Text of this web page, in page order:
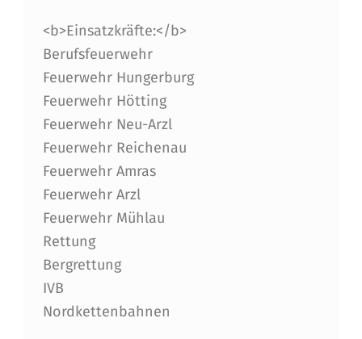
R
-
G
R
O
SS
E
I
N
S
<b>Einsatzkräfte:</b>
Berufsfeuerwehr
Feuerwehr Hungerburg
Feuerwehr Hötting
Feuerwehr Neu-Arzl
Feuerwehr Reichenau
Feuerwehr Amras
Feuerwehr Arzl
Feuerwehr Mühlau
Rettung
Bergrettung
IVB
Nordkettenbahnen